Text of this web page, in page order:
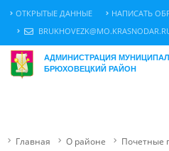
ОТКРЫТЫЕ ДАННЫЕ НАПИСАТЬ
АДМИНИСТРАЦИЯ
БРЮХОВЕЦКИЙ РАЙОН
Главная О районе Почетные